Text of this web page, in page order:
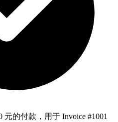
元的付款，用于 Invoice #1001